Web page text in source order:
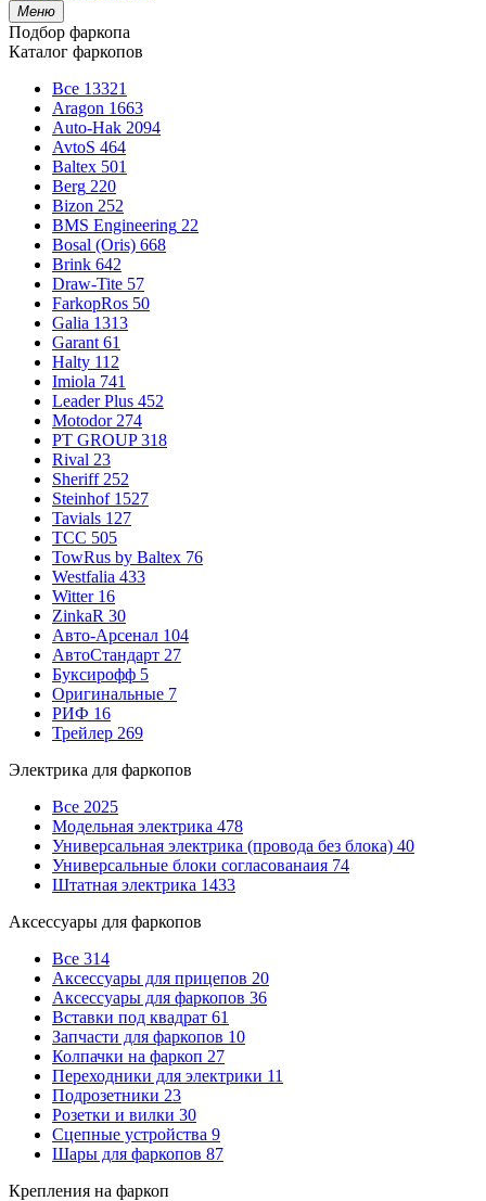
Меню
Подбор фаркопа
Каталог фаркопов
Все 13321
Aragon 1663
Auto-Hak 2094
AvtoS 464
Baltex 501
Berg 220
Bizon 252
BMS Engineering 22
Bosal (Oris) 668
Brink 642
Draw-Tite 57
FarkopRos 50
Galia 1313
Garant 61
Halty 112
Imiola 741
Leader Plus 452
Motodor 274
PT GROUP 318
Rival 23
Sheriff 252
Steinhof 1527
Tavials 127
TCC 505
TowRus by Baltex 76
Westfalia 433
Witter 16
ZinkaR 30
Авто-Арсенал 104
АвтоСтандарт 27
Буксирофф 5
Оригинальные 7
РИФ 16
Трейлер 269
Электрика для фаркопов
Все 2025
Модельная электрика 478
Универсальная электрика (провода без блока) 40
Универсальные блоки согласованаия 74
Штатная электрика 1433
Аксессуары для фаркопов
Все 314
Аксессуары для прицепов 20
Аксессуары для фаркопов 36
Вставки под квадрат 61
Запчасти для фаркопов 10
Колпачки на фаркоп 27
Переходники для электрики 11
Подрозетники 23
Розетки и вилки 30
Сцепные устройства 9
Шары для фаркопов 87
Крепления на фаркоп